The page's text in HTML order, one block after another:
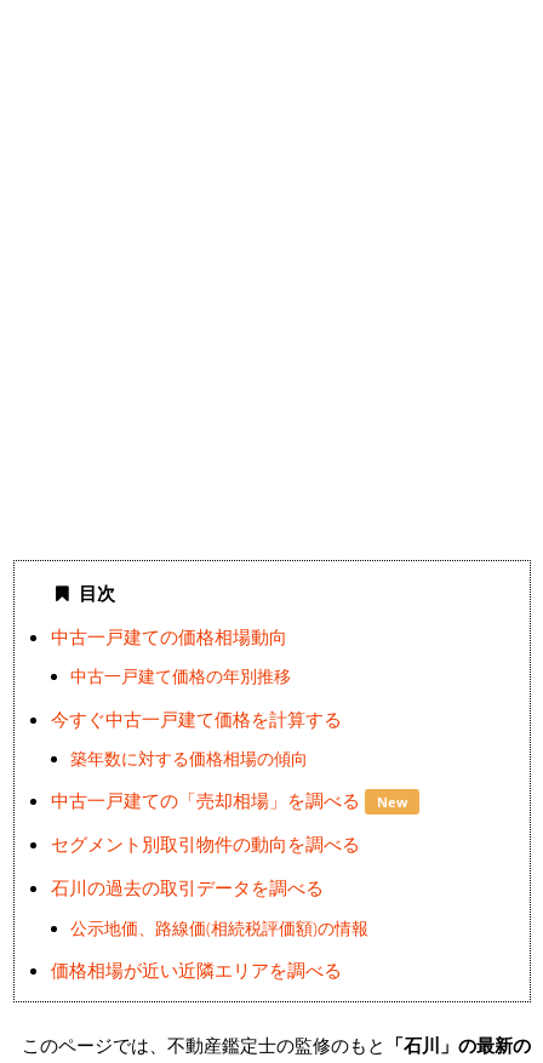
目次
中古一戸建ての価格相場動向
中古一戸建て価格の年別推移
今すぐ中古一戸建て価格を計算する
築年数に対する価格相場の傾向
中古一戸建ての「売却相場」を調べる New
セグメント別取引物件の動向を調べる
石川の過去の取引データを調べる
公示地価、路線価(相続税評価額)の情報
価格相場が近い近隣エリアを調べる
このページでは、不動産鑑定士の監修のもと 「石川」の最新の